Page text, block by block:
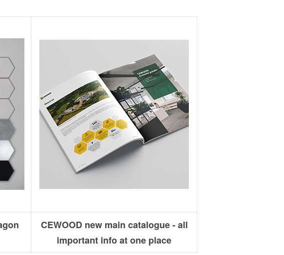
CEWOOD new main catalogue - all
important info at one place